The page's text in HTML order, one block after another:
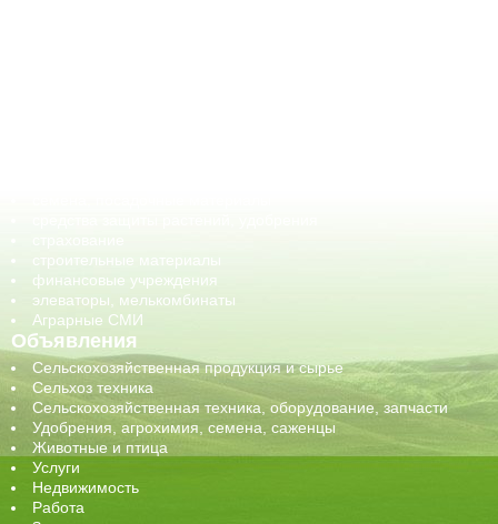
строительные материалы
финансовые учреждения
элеваторы, мелькомбинаты
Аграрные СМИ
Объявления
Сельскохозяйственная продукция и сырье
Сельхоз техника
Сельскохозяйственная техника, оборудование, запчасти
Удобрения, агрохимия, семена, саженцы
Животные и птица
Услуги
Недвижимость
Работа